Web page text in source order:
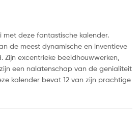
met deze fantastische kalender.
de meest dynamische en inventieve
Zijn excentrieke beeldhouwwerken,
een nalatenschap van de genialiteit
kalender bevat 12 van zijn prachtige